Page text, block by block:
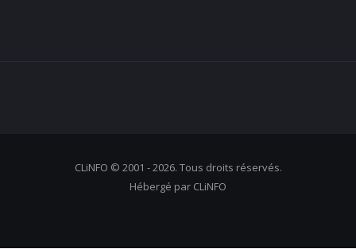
CLiNFO © 2001 - 2026. Tous droits réservés.
Hébergé par CLiNFO